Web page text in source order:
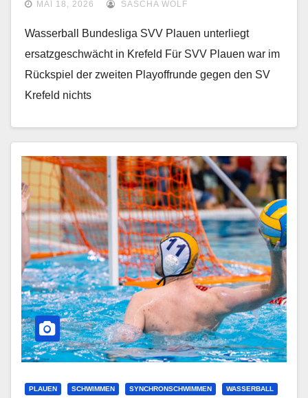
MAI 18, 2026 SASCHA WOLF
Wasserball Bundesliga SVV Plauen unterliegt
ersatzgeschwächt in Krefeld Für SVV Plauen war im
Rückspiel der zweiten Playoffrunde gegen den SV
Krefeld nichts
PLAUEN SCHWIMMEN SYNCHRONSCHWIMMEN WASSERBALL